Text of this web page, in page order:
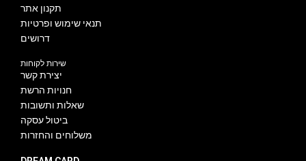
תקנון אתר
תנאי שימוש ופרטיות
דרושים
שירות לקוחות
יצירת קשר
חנויות הרשת
שאלות ותשובות
ביטול עסקה
משלוחים והחזרות